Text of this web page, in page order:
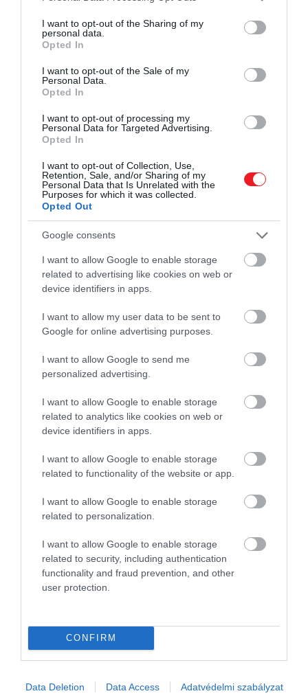
not limited to your visit or usage behaviour. You may click to
grant or deny consent to Google and its third-party tags to
use your data for below specified purposes in below Google
consent section.
I want to opt-out of the Sharing of my
personal data.
Opted In
I want to opt-out of the Sale of my
Personal Data.
Opted In
I want to opt-out of processing my
Personal Data for Targeted Advertising.
Opted In
I want to opt-out of Collection, Use,
Retention, Sale, and/or Sharing of my
Personal Data that Is Unrelated with the
Purposes for which it was collected.
Opted Out
Google consents
I want to allow Google to enable storage
related to advertising like cookies on web or
device identifiers in apps.
I want to allow my user data to be sent to
Google for online advertising purposes.
I want to allow Google to send me
personalized advertising.
I want to allow Google to enable storage
related to analytics like cookies on web or
device identifiers in apps.
I want to allow Google to enable storage
related to functionality of the website or app.
I want to allow Google to enable storage
related to personalization.
I want to allow Google to enable storage
related to security, including authentication
functionality and fraud prevention, and other
user protection.
CONFIRM
Data Deletion Data Access Adatvédelmi szabályzat
– mondta, utalva arra a neurodegeneratív
betegségre, amely az 1980-as években jelent meg a
húson keresztül fertőződtek meg.
nagyon aggódtak, hogy ne úgy nézzen ki, mint egy
sovány ír fickó, ezért az edzője húsfogyasztást
Murphy elmondta, hogy az első húsétel, amit
hosszú évek után egy étteremben kapott szarvas
steak volt:
Amikor a pincér
megkérdezte, hogy halat
vagy szarvast kérek-e,
haboztam, majd hirtelen azt
mondta, hogy a szarvast
ajánlja. Alátámaszthatom,
hogy igaza volt. Mennyei volt.
Nyitókép: Getty Images
FOGYÁS SZEREP
KULTÚRA
2026. JÚLIUS 11. ● KULTÚRA
A férfi, aki nőként lett a hidegháború
leghírhedtebb kéme
2026. JÚLIUS 25. ● KULTÚRA
hajlandó megnézni…